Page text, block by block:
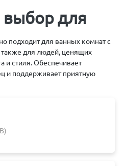
для
подходит для ванных комнат с
для людей, ценящих
и стиля. Обеспечивает
и поддерживает приятную